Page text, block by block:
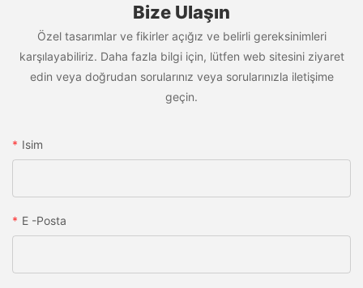
Bize Ulaşın
Özel tasarımlar ve fikirler açığız ve belirli gereksinimleri
karşılayabiliriz. Daha fazla bilgi için, lütfen web sitesini ziyaret
edin veya doğrudan sorularınız veya sorularınızla iletişime
geçin.
Isim
E -posta